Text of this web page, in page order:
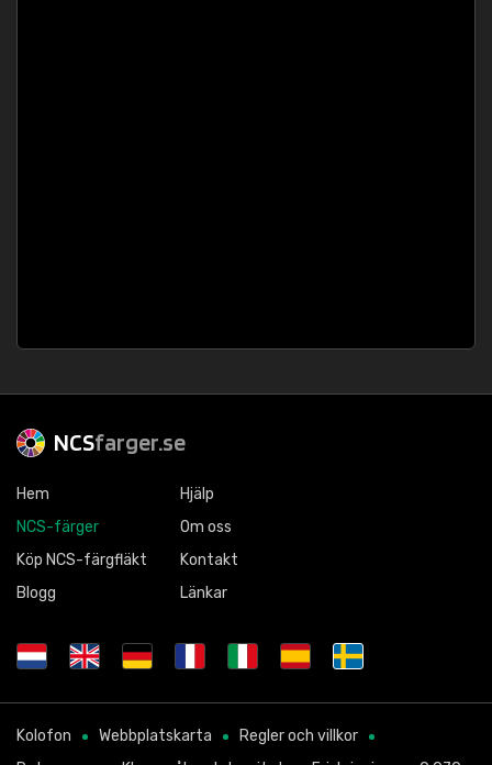
NCSfarger.se
Hem
NCS-färger
Köp NCS-färgfläkt
Blogg
Hjälp
Om oss
Kontakt
Länkar
Kolofon Webbplatskarta
Regler och villkor